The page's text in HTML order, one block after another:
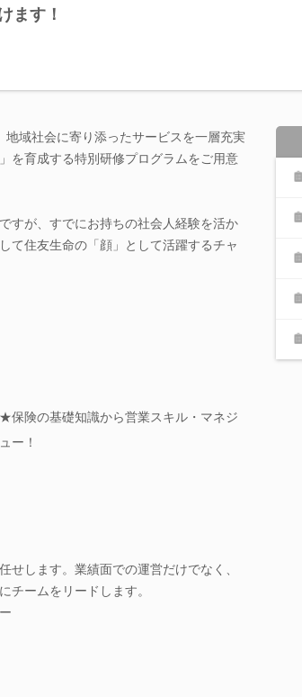
ます！
域社会に寄り添ったサービスを一層充実
を育成する特別研修プログラムをご用意
すが、すでにお持ちの社会人経験を活か
て住友生命の「顔」として活躍するチャ
保険の基礎知識から営業スキル・マネジ
ー！
せします。業績面での運営だけでなく、
チームをリードします。